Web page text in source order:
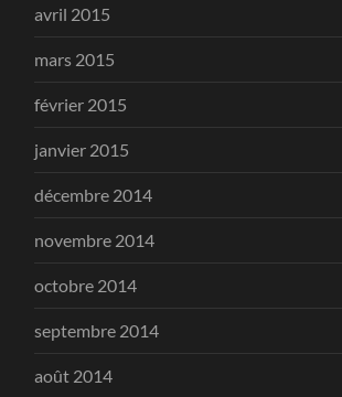
avril 2015
mars 2015
février 2015
janvier 2015
décembre 2014
novembre 2014
octobre 2014
septembre 2014
août 2014